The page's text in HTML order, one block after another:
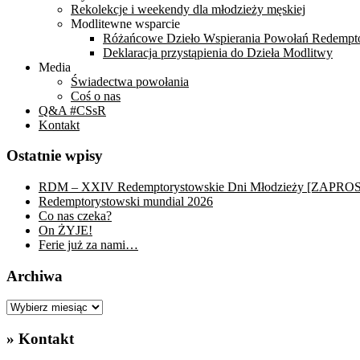
Rekolekcje i weekendy dla młodzieży męskiej
Modlitewne wsparcie
Różańcowe Dzieło Wspierania Powołań
Deklaracja przystąpienia do Dzieła Modlitwy
Media
Świadectwa powołania
Coś o nas
Q&A #CSsR
Kontakt
Ostatnie wpisy
RDM – XXIV Redemptorystowskie Dni Młodzieży
Redemptorystowski mundial 2026
Co nas czeka?
On ŻYJE!
Ferie już za nami…
Archiwa
Archiwa
» Kontakt